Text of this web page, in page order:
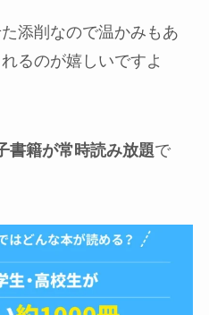
添削なので温かみもあ
るのが嬉しいですよ
書籍が常時読み放題で